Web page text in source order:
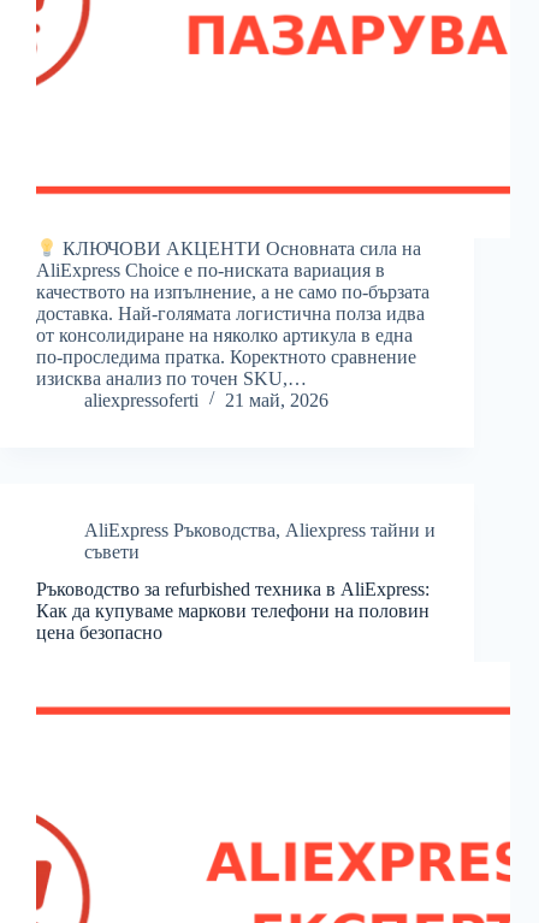
КЛЮЧОВИ АКЦЕНТИ Основната сила на
AliExpress Choice е по-ниската вариация в
качеството на изпълнение, а не само по-бързата
доставка. Най-голямата логистична полза идва
от консолидиране на няколко артикула в една
по-проследима пратка. Коректното сравнение
изисква анализ по точен SKU,…
aliexpressoferti
21 май, 2026
AliExpress Ръководства, Aliexpress тайни и
съвети
Ръководство за refurbished техника в AliExpress:
Как да купуваме маркови телефони на половин
цена безопасно